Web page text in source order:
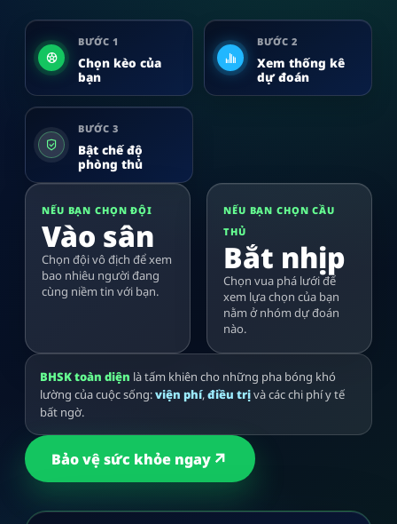
BƯỚC 1
Chọn kèo của
bạn
BƯỚC 2
Xem thống kê
dự đoán
BƯỚC 3
Bật chế độ
phòng thủ
NẾU BẠN CHỌN ĐỘI
Vào sân
Chọn đội vô địch để xem
bao nhiêu người đang
cùng niềm tin với bạn.
NẾU BẠN CHỌN CẦU
THỦ
Bắt nhịp
Chọn vua phá lưới để
xem lựa chọn của bạn
nằm ở nhóm dự đoán
nào.
BHSK toàn diện là tấm khiên cho những pha bóng khó
lường của cuộc sống:viện phí,điều trịvà các chi phí y tế
bất ngờ.
Bảo vệ sức khỏe ngay